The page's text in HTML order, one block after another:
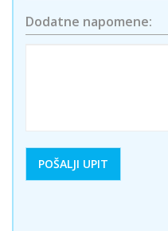
Dodatne napomene: